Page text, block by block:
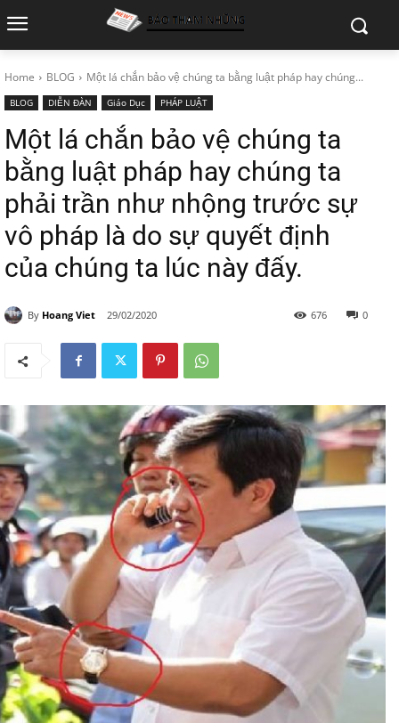
Home BLOG Một lá chắn bảo vệ chúng ta bằng luật pháp hay chúng...
BLOG DIỄN ĐÀN Giáo Dục PHÁP LUẬT
Một lá chắn bảo vệ chúng ta
bằng luật pháp hay chúng ta
phải trần như nhộng trước sự
vô pháp là do sự quyết định
của chúng ta lúc này đấy.
By Hoang Viet 29/02/2020 0
676